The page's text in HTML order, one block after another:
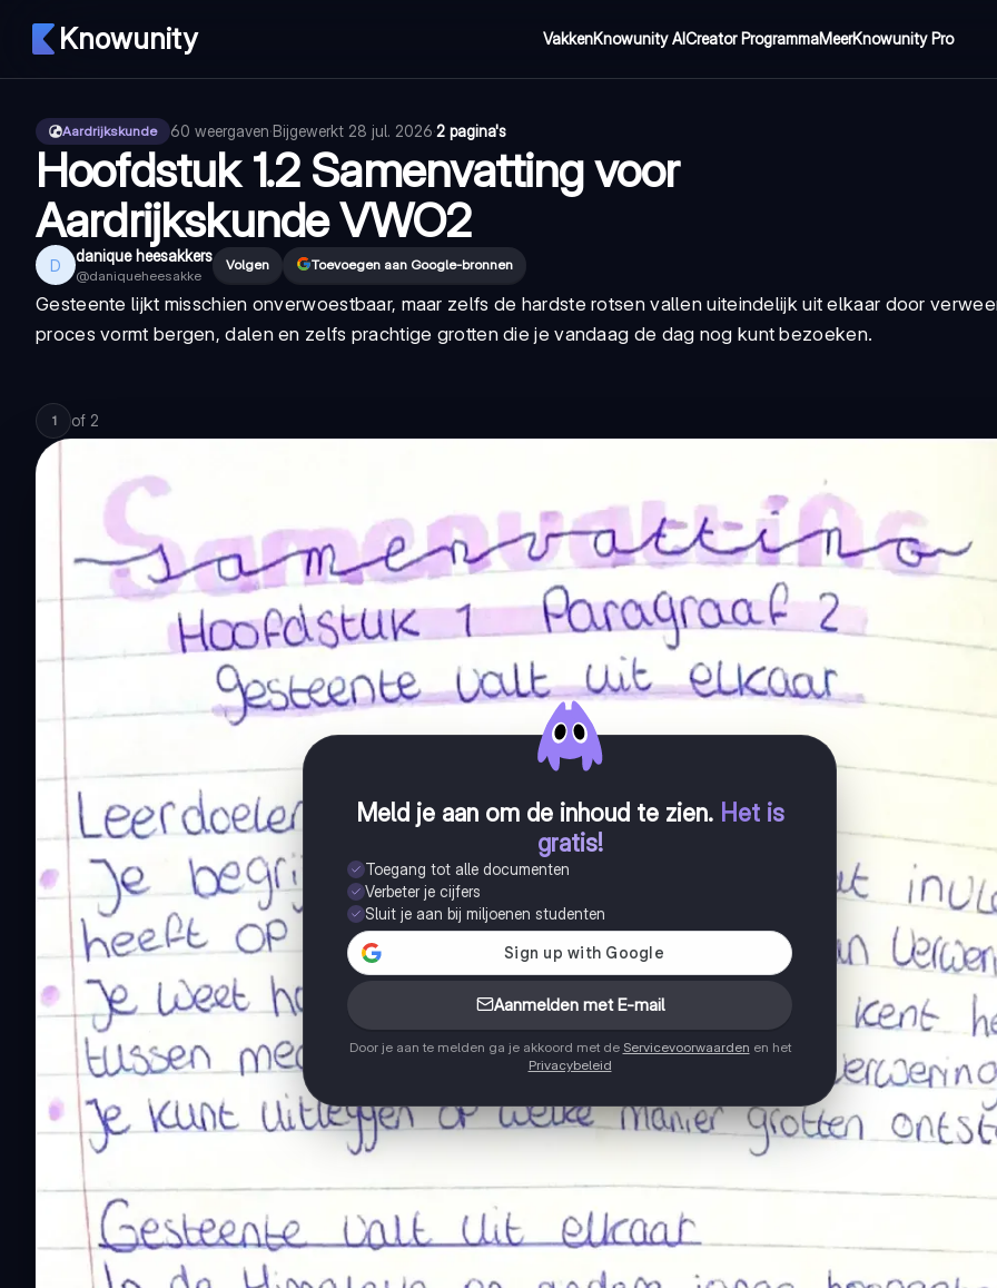
Knowunity VakkenKnowunity AICreator ProgrammaMeerKnowunity Pro
Aardrijkskunde 60 weergaven·Bijgewerkt 28 jul. 2026·2 pagina's
Hoofdstuk 1.2 Samenvatting voor
Aardrijkskunde VWO2
D danique heesakkers
@daniqueheesakke
Volgen Toevoegen aan Google-bronnen
Gesteente lijkt misschien onverwoestbaar, maar zelfs de hardste rotsen vallen uiteindelijk uit elkaar door
proces vormt bergen, dalen en zelfs prachtige grotten die je vandaag de dag nog kunt bezoeken.
1 of 2
Meld je aan om de inhoud te zien. Het is
gratis!
Toegang tot alle documenten
Verbeter je cijfers
Sluit je aan bij miljoenen studenten
Aanmelden met E-mail
Door je aan te melden ga je akkoord met de Servicevoorwaarden en het
Privacybeleid